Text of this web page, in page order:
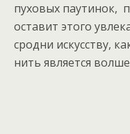
пуховых паутинок,
оставит этого
сродни искусству,
нить является